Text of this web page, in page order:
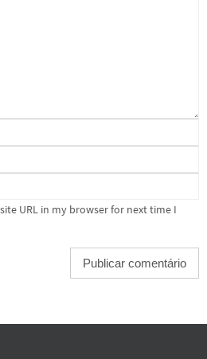
URL in my browser for next time I